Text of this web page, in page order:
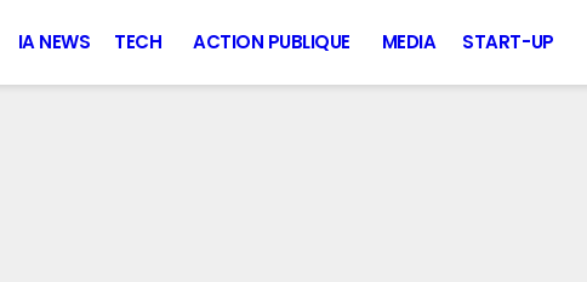
IA NEWS TECH ACTION PUBLIQUE MEDIA START-UP